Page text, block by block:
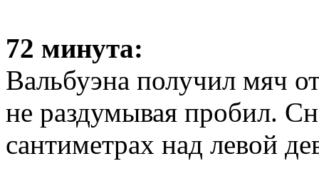
72 минута:
Вальбуэна получил мяч
не раздумывая пробил.
сантиметрах над левой